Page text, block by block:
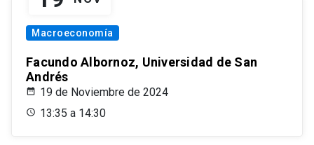
Macroeconomía
Facundo Albornoz, Universidad de San
Andrés
19 de Noviembre de 2024
13:35 a 14:30